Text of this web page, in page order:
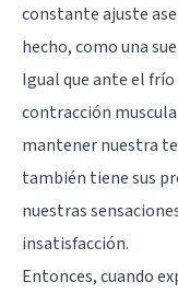
constante ajuste
hecho, como una
Igual que ante el
contracción
mantener nuestra
también tiene sus
nuestras
insatisfacción.
Entonces, cuando